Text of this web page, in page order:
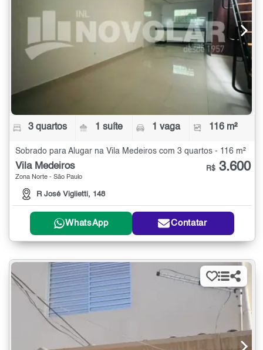
3 quartos 1 suíte 1 vaga 116 m²
Sobrado para Alugar na Vila Medeiros com 3 quartos - 116 m²
Vila Medeiros
Zona Norte - São Paulo
R José Viglietti, 148
R$ 3.600
WhatsApp Contatar